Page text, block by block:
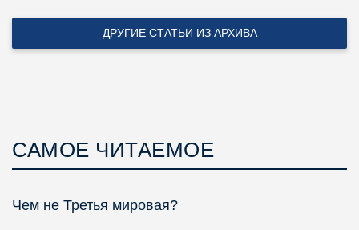
ДРУГИЕ СТАТЬИ ИЗ АРХИВА
САМОЕ ЧИТАЕМОЕ
Чем не Третья мировая?